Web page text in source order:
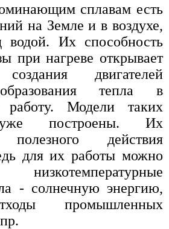
сплавам есть
на Земле и в воздухе,
Их способность
при нагреве открывает
двигателей
тепла в
работу. Модели таких
уже построены. Их
полезного действия
для их работы можно
низкотемпературные
- солнечную энергию,
промышленных